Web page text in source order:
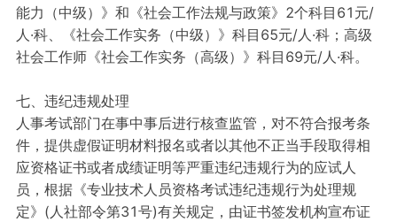
能力（中级）》和《社会工作法规与政策》2个科目61元/
人·科、《社会工作实务（中级）》科目65元/人·科；高级
社会工作师《社会工作实务（高级）》科目69元/人·科。
七、违纪违规处理
人事考试部门在事中事后进行核查监管，对不符合报考条
件，提供虚假证明材料报名或者以其他不正当手段取得相
应资格证书或者成绩证明等严重违纪违规行为的应试人
员，根据《专业技术人员资格考试违纪违规行为处理规
定》(人社部令第31号)有关规定，由证书签发机构宣布证